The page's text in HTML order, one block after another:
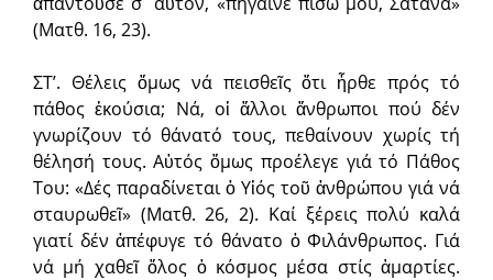
(Ματθ. 16, 23).
ΣΤ’. Θέλεις ὅμως νά πεισθεῖς ὅτι ἦρθε πρός τό
πάθος ἑκούσια; Νά, οἱ ἄλλοι ἄνθρωποι πού δέν
γνωρίζουν τό θάνατό τους, πεθαίνουν χωρίς τή
θέλησή τους. Αὐτός ὅμως προέλεγε γιά τό Πάθος
Του: «Δές παραδίνεται ὁ Υἱός τοῦ ἀνθρώπου γιά νά
σταυρωθεῖ» (Ματθ. 26, 2). Καί ξέρεις πολύ καλά
γιατί δέν ἀπέφυγε τό θάνατο ὁ Φιλάνθρωπος. Γιά
νά μή χαθεῖ ὅλος ὁ κόσμος μέσα στίς ἁμαρτίες.